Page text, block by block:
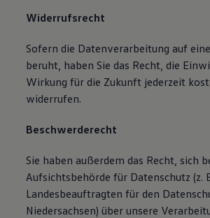
Widerrufsrecht
Sofern die Datenverarbeitung auf
beruht, haben Sie das Recht, die
Wirkung für die Zukunft jederzeit
widerrufen.
Beschwerderecht
Sie haben außerdem das Recht, sich
Aufsichtsbehörde für Datenschutz (z.
Landesbeauftragten für den
Niedersachsen) über unsere